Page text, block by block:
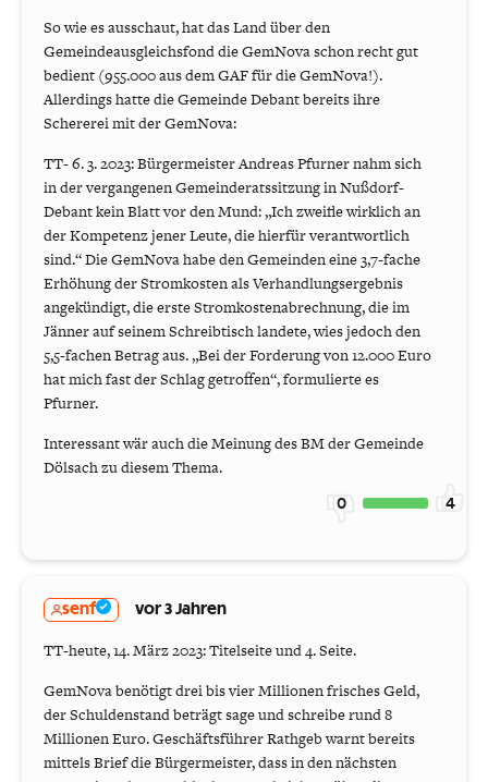
So wie es ausschaut, hat das Land über den
Gemeindeausgleichsfond die GemNova schon recht gut
bedient (955.000 aus dem GAF für die GemNova!).
Allerdings hatte die Gemeinde Debant bereits ihre
Schererei mit der GemNova:
TT- 6. 3. 2023: Bürgermeister Andreas Pfurner nahm sich
in der vergangenen Gemeinderatssitzung in Nußdorf-
Debant kein Blatt vor den Mund: „Ich zweifle wirklich an
der Kompetenz jener Leute, die hierfür verantwortlich
sind.“ Die GemNova habe den Gemeinden eine 3,7-fache
Erhöhung der Stromkosten als Verhandlungsergebnis
angekündigt, die erste Stromkostenabrechnung, die im
Jänner auf seinem Schreibtisch landete, wies jedoch den
5,5-fachen Betrag aus. „Bei der Forderung von 12.000 Euro
hat mich fast der Schlag getroffen“, formulierte es
Pfurner.
Interessant wär auch die Meinung des BM der Gemeinde
Dölsach zu diesem Thema.
0 4
senf vor 3 Jahren
TT-heute, 14. März 2023: Titelseite und 4. Seite.
GemNova benötigt drei bis vier Millionen frisches Geld,
der Schuldenstand beträgt sage und schreibe rund 8
Millionen Euro. Geschäftsführer Rathgeb warnt bereits
mittels Brief die Bürgermeister, dass in den nächsten